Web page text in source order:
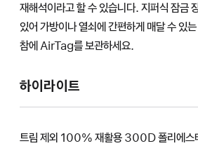
재해석이라고 할 수 있습니다. 지퍼식 잠금
있어 가방이나 열쇠에 간편하게 매달 수 있
참에 AirTag를 보관하세요.
하이라이트
트림 제외 100% 재활용 300D 폴리에스